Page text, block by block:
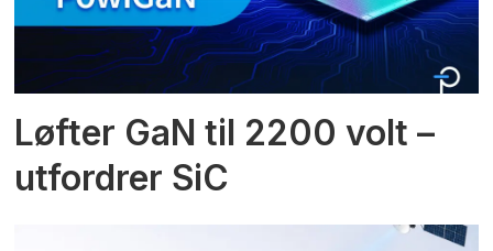
Løfter GaN til 2200 volt –
utfordrer SiC